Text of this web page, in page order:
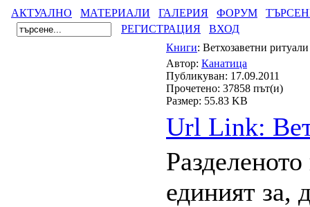
АКТУАЛНО МАТЕРИАЛИ ГАЛЕРИЯ ФОРУМ
РЕГИСТРАЦИЯ
ВХОД
Книги: Ветхозаветни
Автор: Канатица
Публикуван: 17.09.2011
Прочетено: 37858 път(и)
Размер: 55.83 KB
Url Link:
единият